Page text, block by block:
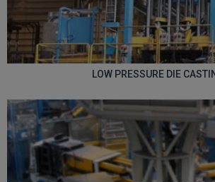
LOW PRESSURE DIE